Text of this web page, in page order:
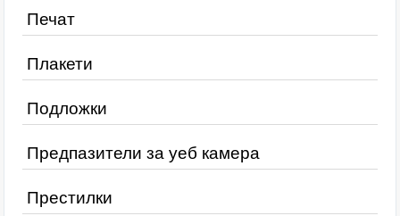
Печат
Плакети
Подложки
Предпазители за уеб камера
Престилки